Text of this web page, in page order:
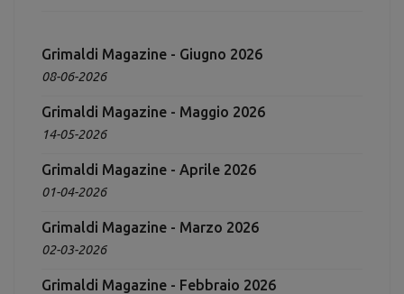
Grimaldi Magazine - Giugno 2026
08-06-2026
Grimaldi Magazine - Maggio 2026
14-05-2026
Grimaldi Magazine - Aprile 2026
01-04-2026
Grimaldi Magazine - Marzo 2026
02-03-2026
Grimaldi Magazine - Febbraio 2026